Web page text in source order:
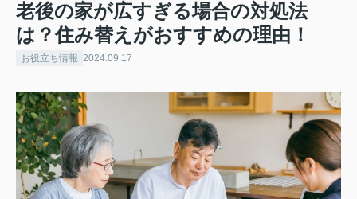
老後の家が広すぎる場合の対処法
は？住み替えがおすすめの理由！
お役立ち情報 2024.09.17